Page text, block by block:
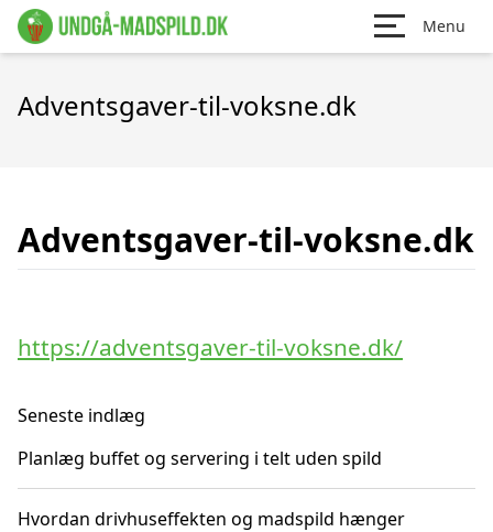
Menu
Adventsgaver-til-voksne.dk
Adventsgaver-til-voksne.dk
https://adventsgaver-til-voksne.dk/
Seneste indlæg
Planlæg buffet og servering i telt uden spild
Hvordan drivhuseffekten og madspild hænger